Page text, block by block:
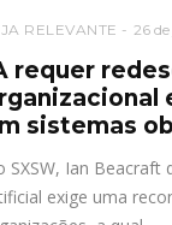
RELEVANTE 26
requer
sistemas
SXSW, Ian Beacraft
exige uma